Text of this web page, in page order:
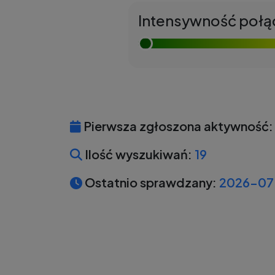
Intensywność
Pierwsza zgłoszona aktywność:
Ilość wyszukiwań: 19
Ostatnio sprawdzany: 2026-